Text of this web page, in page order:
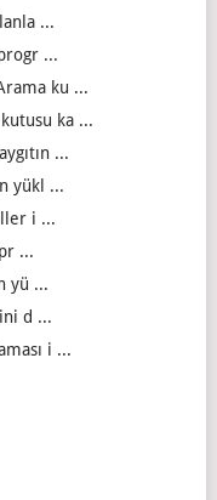
...
...
ku ...
ka ...
...
yükl ...
i ...
...
yü ...
d ...
i ...